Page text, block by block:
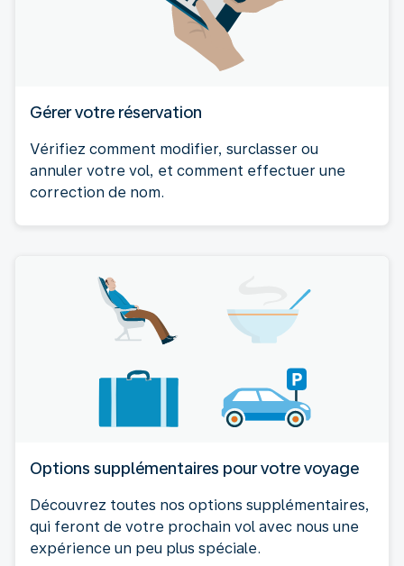
Gérer votre réservation
Vérifiez comment modifier, surclasser ou
annuler votre vol, et comment effectuer une
correction de nom.
Options supplémentaires pour votre voyage
Découvrez toutes nos options supplémentaires,
qui feront de votre prochain vol avec nous une
expérience un peu plus spéciale.